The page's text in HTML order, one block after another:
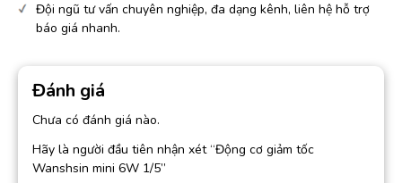
Đội ngũ tư vấn chuyên nghiệp, đa dạng kênh, liên hệ hỗ trợ
báo giá nhanh.
Đánh giá
Chưa có đánh giá nào.
Hãy là người đầu tiên nhận xét “Động cơ giảm tốc
Wanshsin mini 6W 1/5”